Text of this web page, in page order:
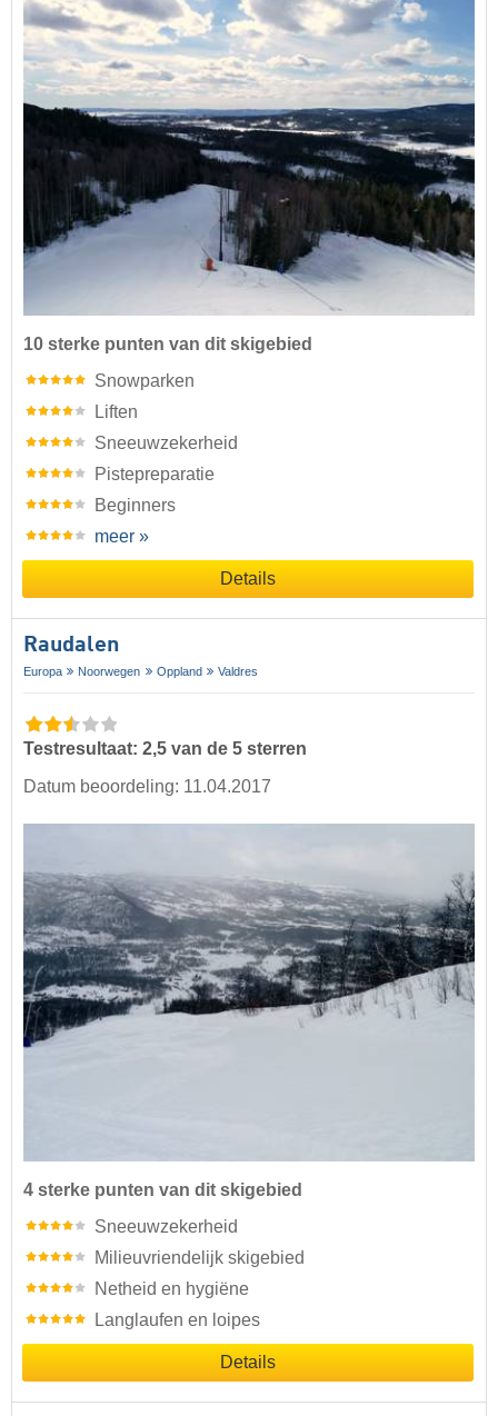
10 sterke punten van dit skigebied
Snowparken
Liften
Sneeuwzekerheid
Pistepreparatie
Beginners
meer »
Details
Raudalen
Europa Noorwegen Oppland Valdres
Testresultaat: 2,5 van de 5 sterren
Datum beoordeling: 11.04.2017
4 sterke punten van dit skigebied
Sneeuwzekerheid
Milieuvriendelijk skigebied
Netheid en hygiëne
Langlaufen en loipes
Details